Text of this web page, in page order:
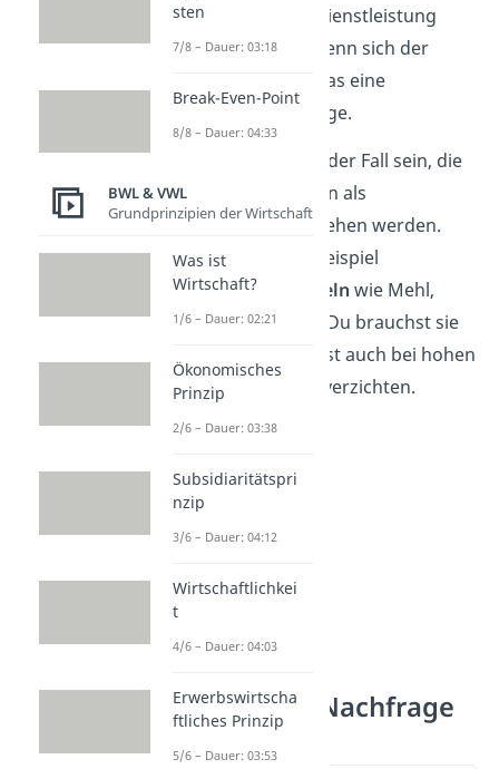
Produkt oder einer Dienstleistung
gleich bleibt, auch wenn sich der
, ist das eine
unelastische Nachfrage.
Das kann bei Dingen der Fall sein, die
von den Verbrauchern als
unverzichtbarangesehen werden.
Dazu gehören zum Beispiel
Grundnahrungsmitteln wie Mehl,
Wasser oder Zucker. Du brauchst sie
zum Leben und kannst auch bei hohen
Preisen nicht auf sie verzichten.
unelastische Nachfrage
wichtig?
sten
7/8 – Dauer: 03:18
Break-Even-Point
8/8 – Dauer: 04:33
BWL & VWL
Grundprinzipien der Wirtschaft
Was ist
Wirtschaft?
1/6 – Dauer: 02:21
Ökonomisches
Prinzip
2/6 – Dauer: 03:38
Subsidiaritätspri
nzip
3/6 – Dauer: 04:12
Wirtschaftlichkei
t
4/6 – Dauer: 04:03
Erwerbswirtscha
ftliches Prinzip
5/6 – Dauer: 03:53